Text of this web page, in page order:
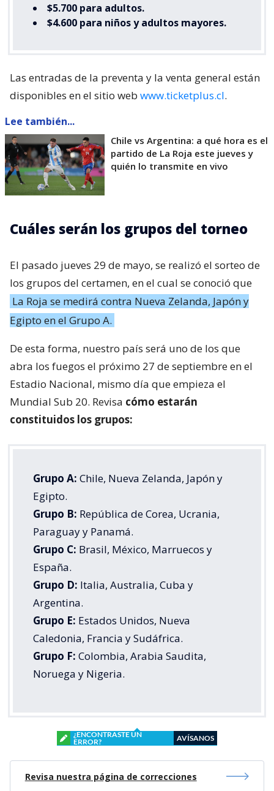
$5.700 para adultos.
$4.600 para niños y adultos mayores.
Las entradas de la preventa y la venta general están
disponibles en el sitio web www.ticketplus.cl.
Lee también...
Chile vs Argentina: a qué hora es el
partido de La Roja este jueves y
quién lo transmite en vivo
Cuáles serán los grupos del torneo
El pasado jueves 29 de mayo, se realizó el sorteo de
los grupos del certamen, en el cual se conoció que
La Roja se medirá contra Nueva Zelanda, Japón y
Egipto en el Grupo A.
De esta forma, nuestro país será uno de los que
abra los fuegos el próximo 27 de septiembre en el
Estadio Nacional, mismo día que empieza el
Mundial Sub 20. Revisa cómo estarán
constituidos los grupos:
Grupo A: Chile, Nueva Zelanda, Japón y
Egipto.
Grupo B: República de Corea, Ucrania,
Paraguay y Panamá.
Grupo C: Brasil, México, Marruecos y
España.
Grupo D: Italia, Australia, Cuba y
Argentina.
Grupo E: Estados Unidos, Nueva
Caledonia, Francia y Sudáfrica.
Grupo F: Colombia, Arabia Saudita,
Noruega y Nigeria.
¿ENCONTRASTE UN
ERROR?
AVÍSANOS
Revisa nuestra página de correcciones